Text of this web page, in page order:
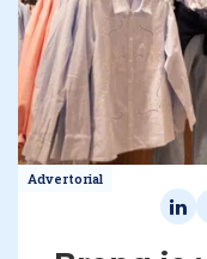
Advertorial